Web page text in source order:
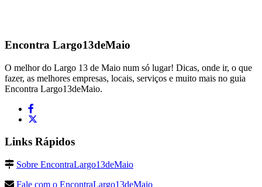
Encontra Largo13deMaio
O melhor do Largo 13 de Maio num só lugar! Dicas, onde ir, o que
fazer, as melhores empresas, locais, serviços e muito mais no guia
Encontra Largo13deMaio.
Links Rápidos
Sobre EncontraLargo13deMaio
Fale com o EncontraLargo13deMaio